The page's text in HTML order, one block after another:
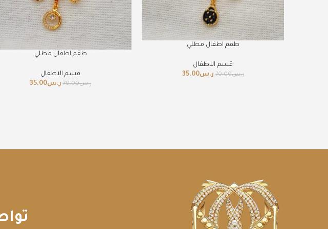
طقم اطفال مطلي
قسم الاطفال
ر.س70.00 ر.س35.00
طقم اطفال مطلي
قسم الاطفال
ر.س70.00 ر.س35.00